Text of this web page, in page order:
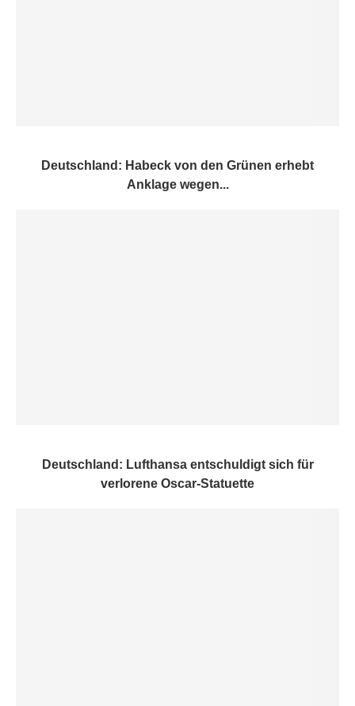
Deutschland: Habeck von den Grünen erhebt
Anklage wegen...
Deutschland: Lufthansa entschuldigt sich für
verlorene Oscar-Statuette